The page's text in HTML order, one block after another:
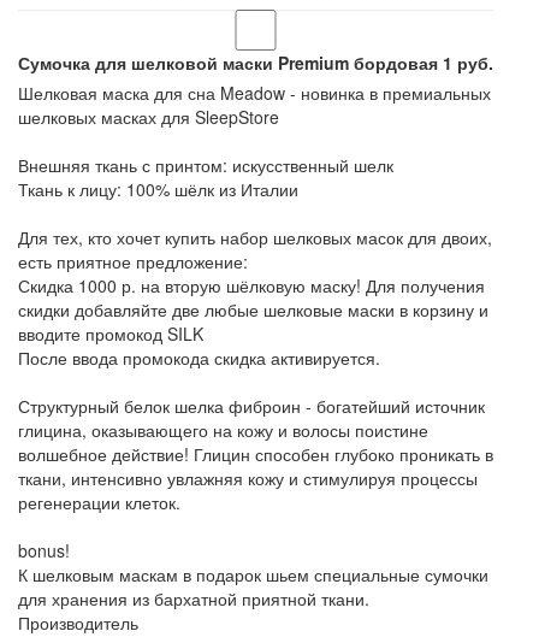
Сумочка для шелковой маски Premium бордовая 1 руб.
Шелковая маска для сна Meadow - новинка в премиальных
шелковых масках для SleepStore
Внешняя ткань с принтом: искусственный шелк
Ткань к лицу: 100% шёлк из Италии
Для тех, кто хочет купить набор шелковых масок для двоих,
есть приятное предложение:
Скидка 1000 р. на вторую шёлковую маску! Для получения
скидки добавляйте две любые шелковые маски в корзину и
вводите промокод SILK
После ввода промокода скидка активируется.
Структурный белок шелка фиброин - богатейший источник
глицина, оказывающего на кожу и волосы поистине
волшебное действие! Глицин способен глубоко проникать в
ткани, интенсивно увлажняя кожу и стимулируя процессы
регенерации клеток.
bonus!
К шелковым маскам в подарок шьем специальные сумочки
для хранения из бархатной приятной ткани.
Производитель